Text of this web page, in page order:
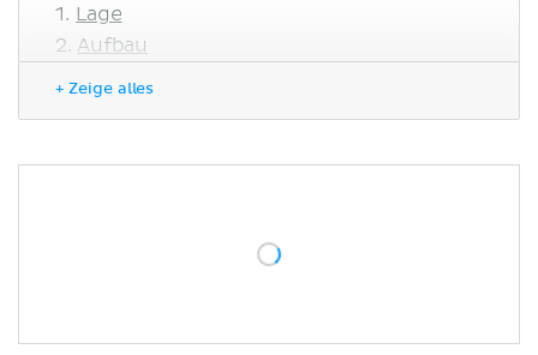
Lage
Aufbau
+ Zeige alles